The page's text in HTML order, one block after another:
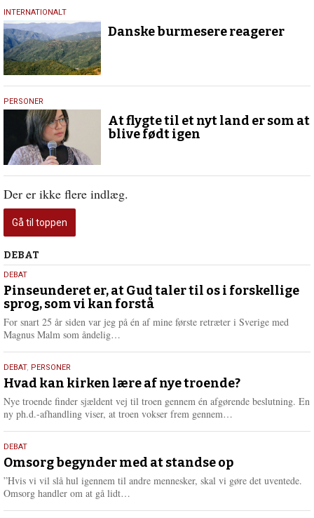
5.
februar
2021
INTERNATIONALT
Danske burmesere reagerer
7.
oktober
2020
PERSONER
At flygte til et nyt land er som at
blive født igen
Der er ikke flere indlæg.
Gå til toppen
Debat
DEBAT
5.
august
2026
DEBAT
Pinseunderet er, at Gud taler til os i forskellige
sprog, som vi kan forstå
For snart 25 år siden var jeg på én af mine første retræter i Sverige med
Magnus Malm som åndelig…
e
e
25.
juli
2026
DEBAT, PERSONER
Hvad kan kirken lære af nye troende?
Nye troende finder sjældent vej til troen gennem én afgørende beslutning. En
ny ph.d.-afhandling viser, at troen vokser frem gennem…
e
e
9.
juli
2026
DEBAT
Omsorg begynder med at standse op
”Hvis vi vil slå hul igennem til andre mennesker, skal vi gøre det uventede.
Omsorg handler om at gå lidt…